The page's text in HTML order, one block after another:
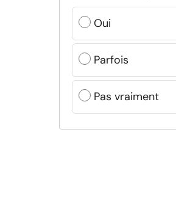
Oui
Parfois
Pas vraiment